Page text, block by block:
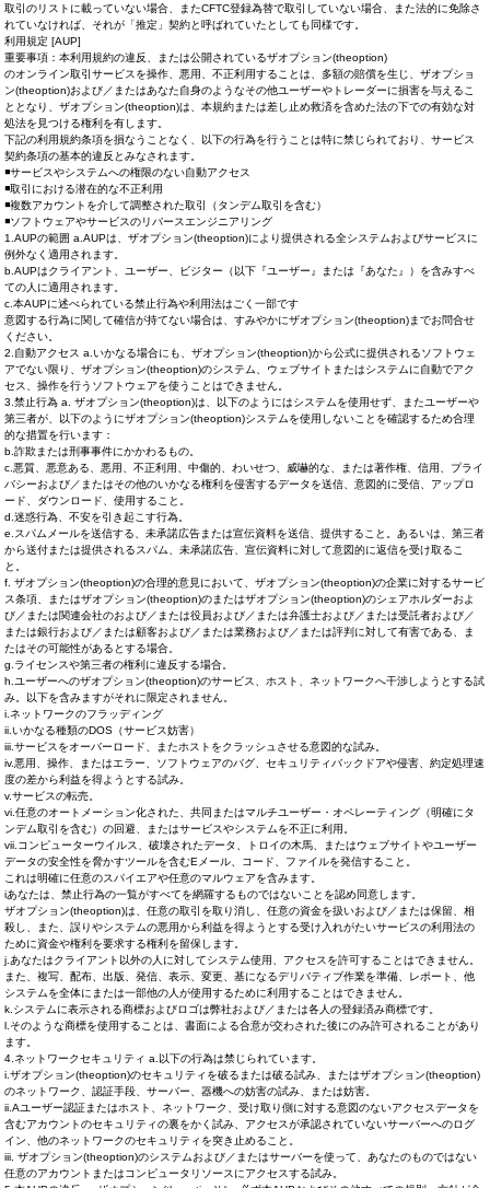
取引のリストに載っていない場合、またCFTC登録為替で取引していない場合、また法的に免除さ
れていなければ、それが「推定」契約と呼ばれていたとしても同様です。
利用規定 [AUP]
重要事項：本利用規約の違反、または公開されているザオプション(theoption)
のオンライン取引サービスを操作、悪用、不正利用することは、多額の賠償を生じ、ザオプショ
ン(theoption)および／またはあなた自身のようなその他ユーザーやトレーダーに損害を与えるこ
ととなり、ザオプション(theoption)は、本規約または差し止め救済を含めた法の下での有効な対
処法を見つける権利を有します。
下記の利用規約条項を損なうことなく、以下の行為を行うことは特に禁じられており、サービス
契約条項の基本的違反とみなされます。
◾サービスやシステムへの権限のない自動アクセス
◾取引における潜在的な不正利用
◾複数アカウントを介して調整された取引（タンデム取引を含む）
◾ソフトウェアやサービスのリバースエンジニアリング
1.AUPの範囲 a.AUPは、ザオプション(theoption)により提供される全システムおよびサービスに
例外なく適用されます。
b.AUPはクライアント、ユーザー、ビジター（以下『ユーザー』または『あなた』）を含みすべ
ての人に適用されます。
c.本AUPに述べられている禁止行為や利用法はごく一部です
意図する行為に関して確信が持てない場合は、すみやかにザオプション(theoption)までお問合せ
ください。
2.自動アクセス a.いかなる場合にも、ザオプション(theoption)から公式に提供されるソフトウェ
アでない限り、ザオプション(theoption)のシステム、ウェブサイトまたはシステムに自動でアク
セス、操作を行うソフトウェアを使うことはできません。
3.禁止行為 a. ザオプション(theoption)は、以下のようにはシステムを使用せず、またユーザーや
第三者が、以下のようにザオプション(theoption)システムを使用しないことを確認するため合理
的な措置を行います：
b.詐欺または刑事事件にかかわるもの。
c.悪質、悪意ある、悪用、不正利用、中傷的、わいせつ、威嚇的な、または著作権、信用、プライ
バシーおよび／またはその他のいかなる権利を侵害するデータを送信、意図的に受信、アップロ
ード、ダウンロード、使用すること。
d.迷惑行為、不安を引き起こす行為。
e.スパムメールを送信する、未承諾広告または宣伝資料を送信、提供すること。あるいは、第三者
から送付または提供されるスパム、未承諾広告、宣伝資料に対して意図的に返信を受け取るこ
と。
f. ザオプション(theoption)の合理的意見において、ザオプション(theoption)の企業に対するサービ
ス条項、またはザオプション(theoption)のまたはザオプション(theoption)のシェアホルダーおよ
び／または関連会社のおよび／または役員および／または弁護士および／または受託者および／
または銀行および／または顧客および／または業務および／または評判に対して有害である、ま
たはその可能性があるとする場合。
g.ライセンスや第三者の権利に違反する場合。
h.ユーザーへのザオプション(theoption)のサービス、ホスト、ネットワークへ干渉しようとする試
み。以下を含みますがそれに限定されません。
i.ネットワークのフラッディング
ii.いかなる種類のDOS（サービス妨害）
iii.サービスをオーバーロード、またホストをクラッシュさせる意図的な試み。
iv.悪用、操作、またはエラー、ソフトウェアのバグ、セキュリティバックドアや侵害、約定処理速
度の差から利益を得ようとする試み。
v.サービスの転売。
vi.任意のオートメーション化された、共同またはマルチユーザー・オペレーティング（明確にタ
ンデム取引を含む）の回避、またはサービスやシステムを不正に利用。
vii.コンピューターウイルス、破壊されたデータ、トロイの木馬、またはウェブサイトやユーザー
データの安全性を脅かすツールを含むEメール、コード、ファイルを発信すること。
これは明確に任意のスパイエアや任意のマルウェアを含みます。
iあなたは、禁止行為の一覧がすべてを網羅するものではないことを認め同意します。
ザオプション(theoption)は、任意の取引を取り消し、任意の資金を扱いおよび／または保留、相
殺し、また、誤りやシステムの悪用から利益を得ようとする受け入れがたいサービスの利用法の
ために資金や権利を要求する権利を留保します。
j.あなたはクライアント以外の人に対してシステム使用、アクセスを許可することはできません。
また、複写、配布、出版、発信、表示、変更、基になるデリバティブ作業を準備、レポート、他
システムを全体にまたは一部他の人が使用するために利用することはできません。
k.システムに表示される商標およびロゴは弊社および／または各人の登録済み商標です。
l.そのような商標を使用することは、書面による合意が交わされた後にのみ許可されることがあり
ます。
4.ネットワークセキュリティ a.以下の行為は禁じられています。
i.ザオプション(theoption)のセキュリティを破るまたは破る試み、またはザオプション(theoption)
のネットワーク、認証手段、サーバー、器機への妨害の試み、または妨害。
ii.Aユーザー認証またはホスト、ネットワーク、受け取り側に対する意図のないアクセスデータを
含むアカウントのセキュリティの裏をかく試み、アクセスが承認されていないサーバーへのログ
イン、他のネットワークのセキュリティを突き止めること。
iii. ザオプション(theoption)のシステムおよび／またはサーバーを使って、あなたのものではない
任意のアカウントまたはコンピュータリソースにアクセスする試み。